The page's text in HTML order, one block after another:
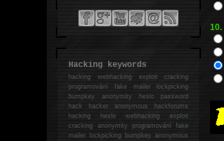
10.
Hacking keywords
hackingwebhacking exploit cracking
programování fake mailer lockpicking
bumpkey anonymity heslo password
hackhacker anonymous hackforums
hackingheslo webhacking exploit
cracking anonymity programování fake
mailer lockpicking bumpkey anonymous